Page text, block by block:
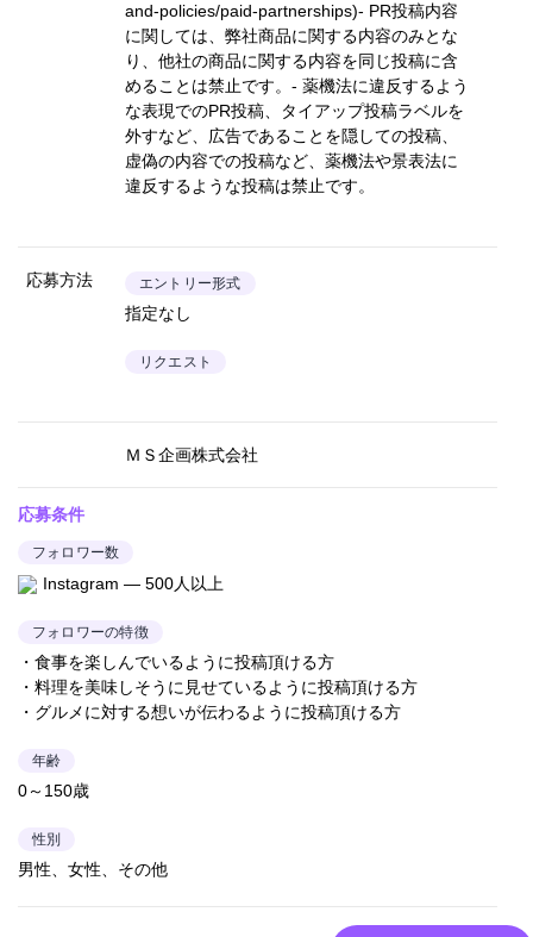
and-policies/paid-partnerships)- PR投稿内容
に関しては、弊社商品に関する内容のみとな
り、他社の商品に関する内容を同じ投稿に含
めることは禁止です。- 薬機法に違反するよう
な表現でのPR投稿、タイアップ投稿ラベルを
外すなど、広告であることを隠しての投稿、
虚偽の内容での投稿など、薬機法や景表法に
違反するような投稿は禁止です。
応募方法 エントリー形式
指定なし
リクエスト
ＭＳ企画株式会社
応募条件
フォロワー数
Instagram — 500人以上
フォロワーの特徴
・食事を楽しんでいるように投稿頂ける方
・料理を美味しそうに見せているように投稿頂ける方
・グルメに対する想いが伝わるように投稿頂ける方
年齢
0～150歳
性別
男性、女性、その他